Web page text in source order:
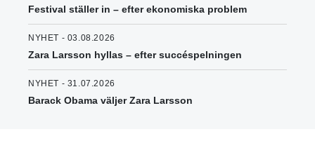
Festival ställer in – efter ekonomiska problem
NYHET - 03.08.2026
Zara Larsson hyllas – efter succéspelningen
NYHET - 31.07.2026
Barack Obama väljer Zara Larsson